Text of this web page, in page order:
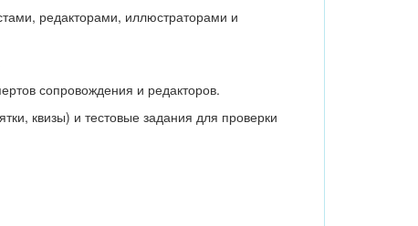
редакторами, иллюстраторами и
сопровождения и редакторов.
квизы) и тестовые задания для проверки